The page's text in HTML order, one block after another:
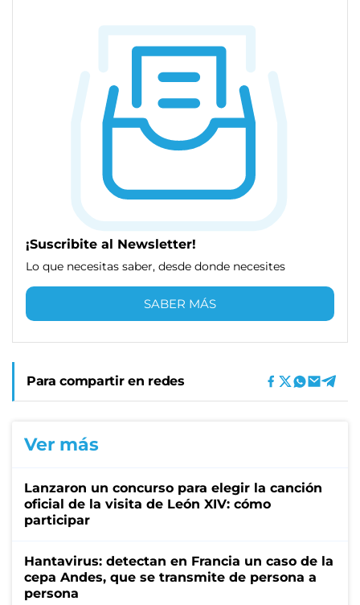
¡Suscribite al Newsletter!
Lo que necesitas saber, desde donde necesites
SABER MÁS
Para compartir en redes
Ver más
Lanzaron un concurso para elegir la canción
oficial de la visita de León XIV: cómo
participar
Hantavirus: detectan en Francia un caso de la
cepa Andes, que se transmite de persona a
persona